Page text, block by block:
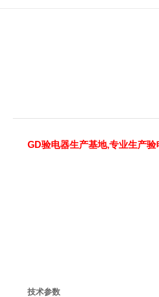
GD验电器生产基地,专业生产
技术参数